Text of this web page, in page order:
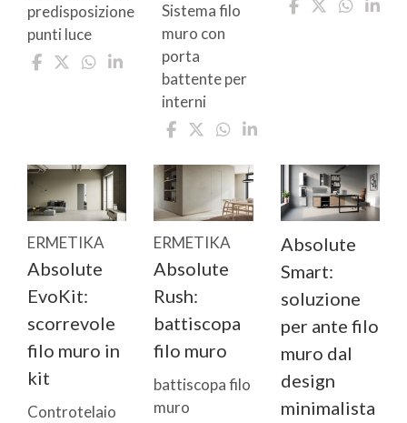
predisposizione
punti luce
Sistema filo
muro con
porta
battente per
interni
ERMETIKA
Absolute
EvoKit:
scorrevole
filo muro in
kit
Controtelaio
ERMETIKA
Absolute
Rush:
battiscopa
filo muro
battiscopa filo
muro
Absolute
Smart:
soluzione
per ante filo
muro dal
design
minimalista